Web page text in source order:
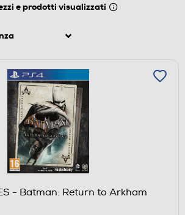
e prodotti visualizzati
- Batman: Return to Arkham